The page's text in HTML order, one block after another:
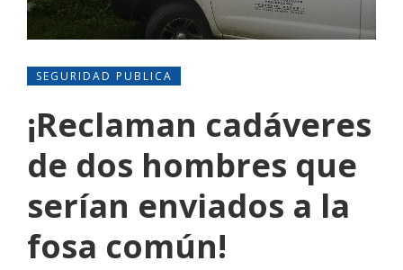
SEGURIDAD PUBLICA
¡Reclaman cadáveres
de dos hombres que
serían enviados a la
fosa común!